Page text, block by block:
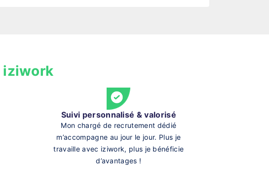
iziwork
Suivi personnalisé & valorisé
Mon chargé de recrutement dédié
m’accompagne au jour le jour. Plus je
travaille avec iziwork, plus je bénéficie
d’avantages !